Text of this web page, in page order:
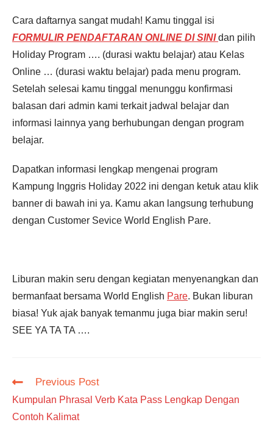
Cara daftarnya sangat mudah! Kamu tinggal isi
FORMULIR PENDAFTARAN ONLINE DI SINIdan pilih
Holiday Program …. (durasi waktu belajar) atau Kelas
Online … (durasi waktu belajar) pada menu program.
Setelah selesai kamu tinggal menunggu konfirmasi
balasan dari admin kami terkait jadwal belajar dan
informasi lainnya yang berhubungan dengan program
belajar.
Dapatkan informasi lengkap mengenai program
Kampung Inggris Holiday 2022 ini dengan ketuk atau klik
banner di bawah ini ya. Kamu akan langsung terhubung
dengan Customer Sevice World English Pare.
Liburan makin seru dengan kegiatan menyenangkan dan
bermanfaat bersama World English Pare. Bukan liburan
biasa! Yuk ajak banyak temanmu juga biar makin seru!
SEE YA TA TA ….
Read
articles
Previous Post
Kumpulan Phrasal Verb Kata Pass Lengkap Dengan
Contoh Kalimat